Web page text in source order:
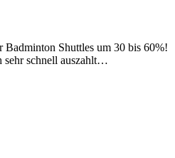
Badminton Shuttles um 30 bis 60%!
sehr schnell auszahlt…